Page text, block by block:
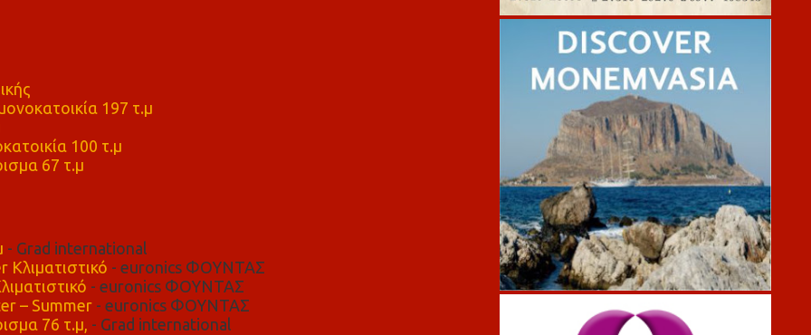
197 τ.μ
100 τ.μ
67 τ.μ
- Grad international
- euronics ΦΟΥΝΤΑΣ
- euronics ΦΟΥΝΤΑΣ
– Summer- euronics ΦΟΥΝΤΑΣ
76 τ.μ, - Grad international